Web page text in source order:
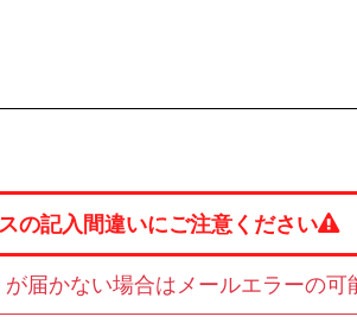
の記入間違いにご注意ください
届かない場合はメールエラーの可